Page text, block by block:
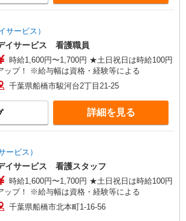
サービス）
イサービス 看護職員
時給1,600円〜1,700円 ★土日祝日は時給100円
ップ！ ※給与幅は資格・経験等による
千葉県船橋市駿河台2丁目21-25
詳細を見る
ービス）
イサービス 看護スタッフ
時給1,600円〜1,700円 ★土日祝日は時給100円
ップ！ ※給与幅は資格・経験等による
千葉県船橋市北本町1-16-56